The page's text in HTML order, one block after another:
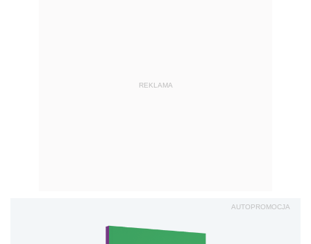
REKLAMA
AUTOPROMOCJA